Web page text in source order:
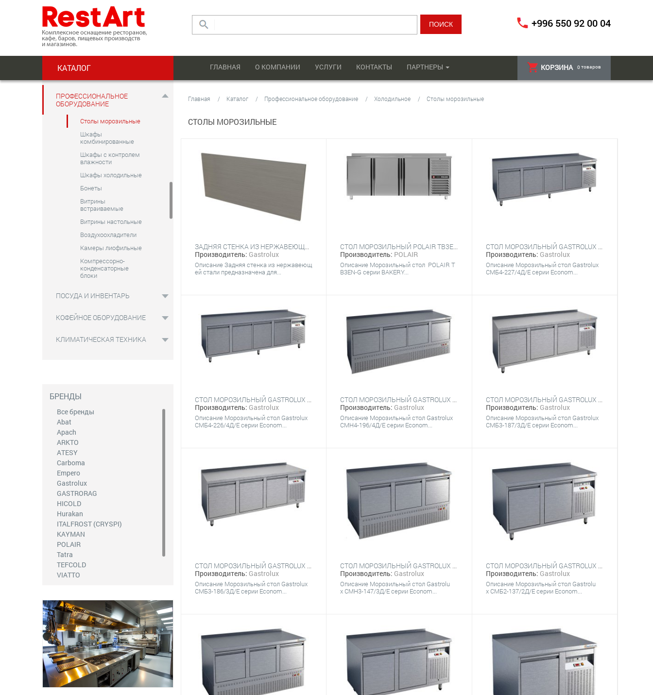
+996 550 92 00 04
КАТАЛОГ ГЛАВНАЯ О КОМПАНИИ УСЛУГИ КОНТАКТЫ ПАРТНЕРЫ КОРЗИНА 0 товаров
ПРОФЕССИОНАЛЬНОЕ
ОБОРУДОВАНИЕ
Витрины-прилавки
Горки холодильные
Камеры
Кегераторы и
Столы для пиццы и
салатов
Столы морозильные
Шкафы
комбинированные
Шкафы с контролем
влажности
Шкафы холодильные
Бонеты
Витрины
встраиваемые
Витрины настольные
Воздухоохладители
Камеры лиофильные
Компрессорно-
конденсаторные
блоки
Сплит-системы
комбинированные
Шкафы
фармацевтические
Оборудование для кафе-
мороженого
Кондитерское
Для баров
Оборудование фаст-фуд
Нейтральное
Фасовочно-упаковочное
Вентиляционное оборудование
Линии раздачи
Оборудование для
общественных санузлов
Чистящие и моющие средства
ПОСУДА И ИНВЕНТАРЬ
КОФЕЙНОЕ ОБОРУДОВАНИЕ
КЛИМАТИЧЕСКАЯ ТЕХНИКА
БРЕНДЫ
Все бренды
Abat
Apach
ARKTO
ATESY
Carboma
Empero
Gastrolux
GASTRORAG
HICOLD
Hurakan
ITALFROST (CRYSPI)
KAYMAN
POLAIR
Tatra
TEFCOLD
VIATTO
Главная Каталог Профессиональное оборудование Холодильное Столы морозильные
СТОЛЫ МОРОЗИЛЬНЫЕ
ЗАДНЯЯ СТЕНКА ИЗ НЕРЖАВЕЮЩЕЙ СТАЛИ GASTROLUX 900 ММ
Производитель: Gastrolux
Описание Задняя стенка из нержавеющ
ей стали предназначена для...
СТОЛ МОРОЗИЛЬНЫЙ POLAIR TB3EN-G С БОРТОМ
Производитель: POLAIR
Описание Морозильный стол POLAIR T
B3EN-G серии BAKERY...
СТОЛ МОРОЗИЛЬНЫЙ GASTROLUX СМБ4-227/4Д/Е
Производитель: Gastrolux
Описание Морозильный стол Gastrolux
СМБ4-227/4Д/Е серии Econom...
СТОЛ МОРОЗИЛЬНЫЙ GASTROLUX СМБ4-226/4Д/Е
Производитель: Gastrolux
Описание Морозильный стол Gastrolux
СМБ4-226/4Д/Е серии Econom...
СТОЛ МОРОЗИЛЬНЫЙ GASTROLUX СМН4-196/4Д/Е
Производитель: Gastrolux
Описание Морозильный стол Gastrolux
СМН4-196/4Д/Е серии Econom...
СТОЛ МОРОЗИЛЬНЫЙ GASTROLUX СМБ3-187/3Д/Е
Производитель: Gastrolux
Описание Морозильный стол Gastrolux
СМБ3-187/3Д/Е серии Econom...
СТОЛ МОРОЗИЛЬНЫЙ GASTROLUX СМБ3-186/3Д/Е
Производитель: Gastrolux
Описание Морозильный стол Gastrolux
СМБ3-186/3Д/Е серии Econom...
СТОЛ МОРОЗИЛЬНЫЙ GASTROLUX СМН3-147/3Д/Е
Производитель: Gastrolux
Описание Морозильный стол Gastrolu
x СМН3-147/3Д/Е серии Econom...
СТОЛ МОРОЗИЛЬНЫЙ GASTROLUX СМБ2-137/2Д/Е
Производитель: Gastrolux
Описание Морозильный стол Gastrolu
x СМБ2-137/2Д/Е серии Econom...